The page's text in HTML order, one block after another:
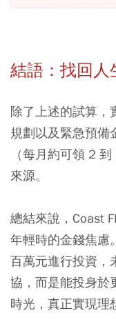
結語：找回人
除了上述的試算，
規劃以及緊急預備
（每月約可領 2
來源。
總結來說，Coast
年輕時的金錢焦慮
百萬元進行投資，
協，而是能投身於
時光，真正實現理